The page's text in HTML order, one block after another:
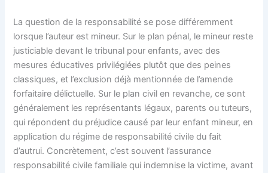
La question de la responsabilité se pose différemment
lorsque l’auteur est mineur. Sur le plan pénal, le mineur reste
justiciable devant le tribunal pour enfants, avec des
mesures éducatives privilégiées plutôt que des peines
classiques, et l’exclusion déjà mentionnée de l’amende
forfaitaire délictuelle. Sur le plan civil en revanche, ce sont
généralement les représentants légaux, parents ou tuteurs,
qui répondent du préjudice causé par leur enfant mineur, en
application du régime de responsabilité civile du fait
d’autrui. Concrètement, c’est souvent l’assurance
responsabilité civile familiale qui indemnise la victime, avant